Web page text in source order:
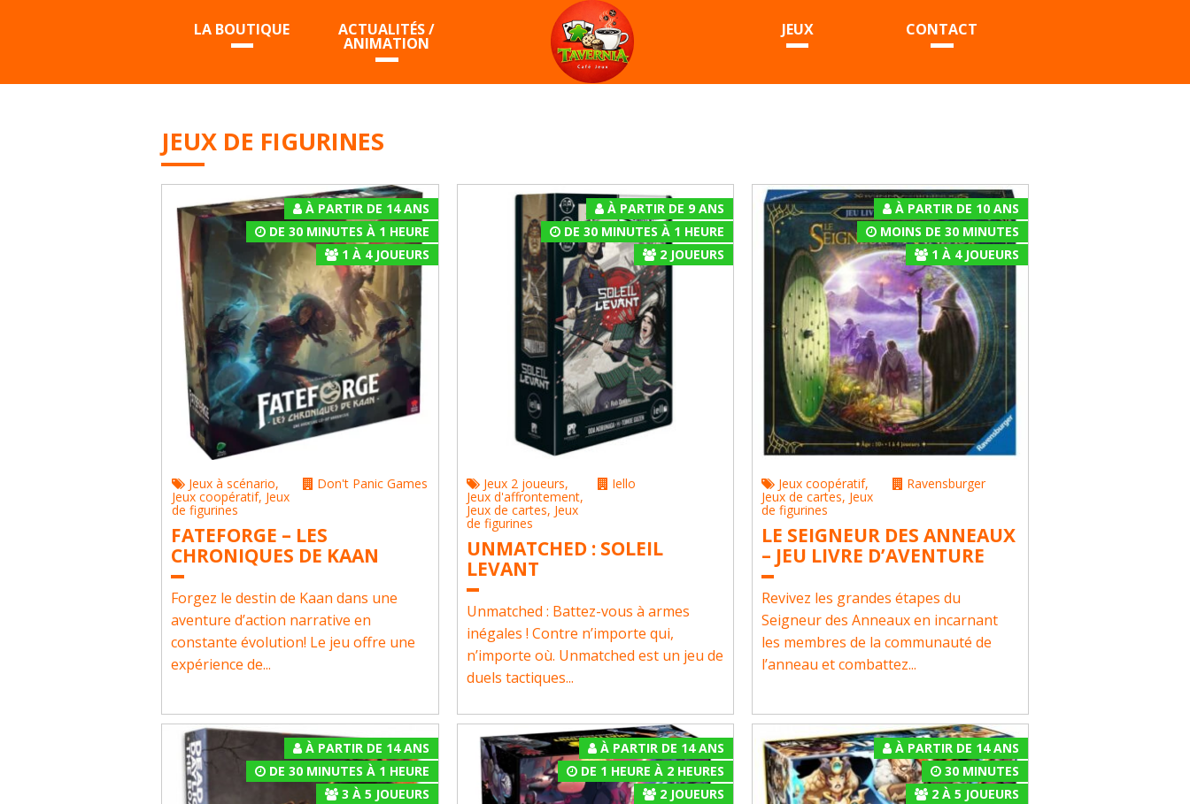
LA BOUTIQUE ACTUALITÉS /
ANIMATION
JEUX CONTACT
JEUX DE FIGURINES
À PARTIR DE 14 ANS
DE 30 MINUTES À 1 HEURE
1 À 4JOUEURS
Jeux à scénario,
Jeux coopératif, Jeux
de figurines
Don't Panic Games
FATEFORGE – LES
CHRONIQUES DE KAAN
Forgez le destin de Kaan dans une
aventure d’action narrative en
constante évolution! Le jeu offre une
expérience de...
À PARTIR DE 9 ANS
DE 30 MINUTES À 1 HEURE
2JOUEURS
Jeux 2 joueurs,
Jeux d'affrontement,
Jeux de cartes, Jeux
de figurines
Iello
UNMATCHED : SOLEIL
LEVANT
Unmatched : Battez-vous à armes
inégales ! Contre n’importe qui,
n’importe où. Unmatched est un jeu de
duels tactiques...
À PARTIR DE 10 ANS
MOINS DE 30 MINUTES
1 À 4JOUEURS
Jeux coopératif,
Jeux de cartes, Jeux
de figurines
Ravensburger
LE SEIGNEUR DES ANNEAUX
– JEU LIVRE D’AVENTURE
Revivez les grandes étapes du
Seigneur des Anneaux en incarnant
les membres de la communauté de
l’anneau et combattez...
À PARTIR DE 14 ANS
DE 30 MINUTES À 1 HEURE
3 À 5 JOUEURS
À PARTIR DE 14 ANS
DE 1 HEURE À 2 HEURES
2JOUEURS
À PARTIR DE 14 ANS
30 MINUTES
2À 5 JOUEURS